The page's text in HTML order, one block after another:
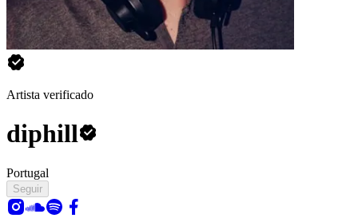
Artista verificado
diphill
Portugal
Seguir